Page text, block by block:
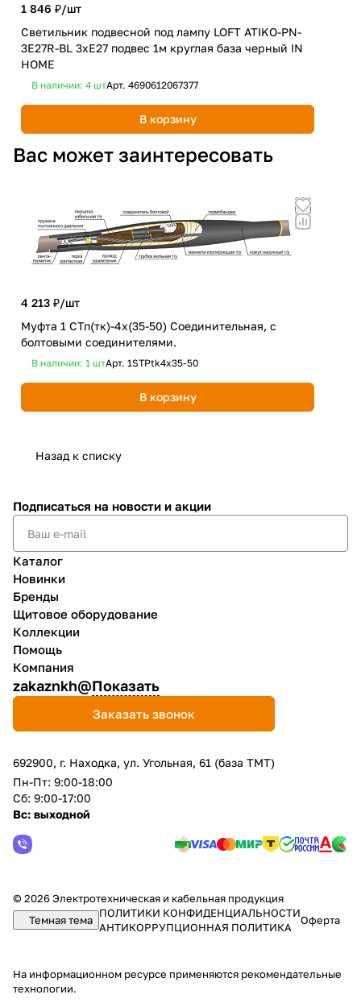
1 846 ₽/шт
Светильник подвесной под лампу LOFT ATIKO-PN-
3E27R-BL 3хЕ27 подвес 1м круглая база черный IN
HOME
В наличии: 4 штАрт. 4690612067377
В корзину
Вас может заинтересовать
4 213 ₽/шт
Муфта 1 СТп(тк)-4х(35-50) Соединительная, с
болтовыми соединителями.
В наличии: 1 штАрт. 1STPtk4x35-50
В корзину
Назад к списку
Подписаться на новости и акции
Каталог
Новинки
Бренды
Щитовое оборудование
Коллекции
Помощь
Компания
zakaznkh@Показать
Заказать звонок
692900, г. Находка, ул. Угольная, 61 (база ТМТ)
Пн-Пт: 9:00-18:00
Сб: 9:00-17:00
Вс: выходной
© 2026 Электротехническая и кабельная продукция
Темная тема
ПОЛИТИКИ КОНФИДЕНЦИАЛЬНОСТИ
АНТИКОРРУПЦИОННАЯ ПОЛИТИКА
Оферта
На информационном ресурсе применяются рекомендательные
технологии.